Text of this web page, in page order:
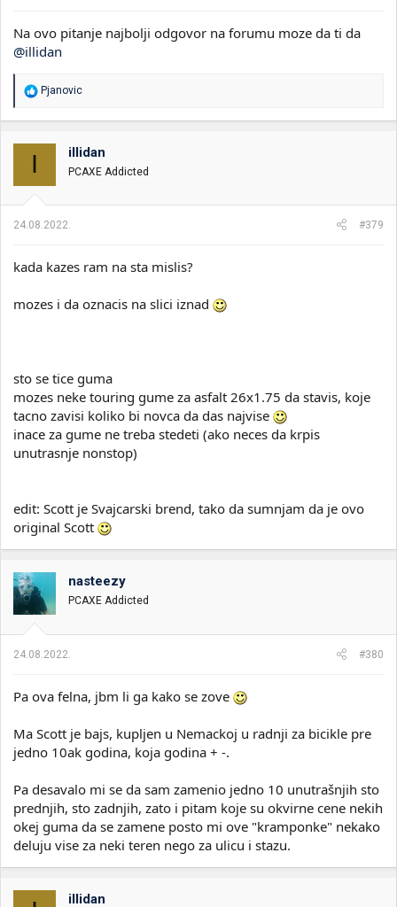
Na ovo pitanje najbolji odgovor na forumu moze da ti da
@illidan
R
o
n
:
Pjanovic
I illidan
PCAXE Addicted
24.08.2022. #379
kada kazes ram na sta mislis?
mozes i da oznacis na slici iznad
sto se tice guma
mozes neke touring gume za asfalt 26x1.75 da stavis, koje
tacno zavisi koliko bi novca da das najvise
inace za gume ne treba stedeti (ako neces da krpis
unutrasnje nonstop)
edit: Scott je Svajcarski brend, tako da sumnjam da je ovo
original Scott
nasteezy
PCAXE Addicted
24.08.2022. #380
Pa ova felna, jbm li ga kako se zove
Ma Scott je bajs, kupljen u Nemackoj u radnji za bicikle pre
jedno 10ak godina, koja godina + -.
Pa desavalo mi se da sam zamenio jedno 10 unutrašnjih sto
prednjih, sto zadnjih, zato i pitam koje su okvirne cene nekih
okej guma da se zamene posto mi ove "kramponke" nekako
deluju vise za neki teren nego za ulicu i stazu.
illidan